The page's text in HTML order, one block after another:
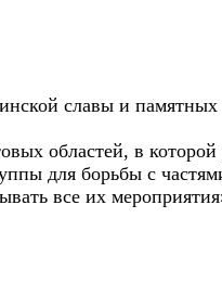
славы и памятных
областей, в которой
для борьбы с
все их